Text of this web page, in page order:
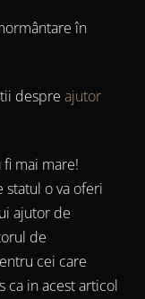
în
despre ajutor
mai mare!
statul o va oferi
ajutor de
de
cei care
ca in acest articol